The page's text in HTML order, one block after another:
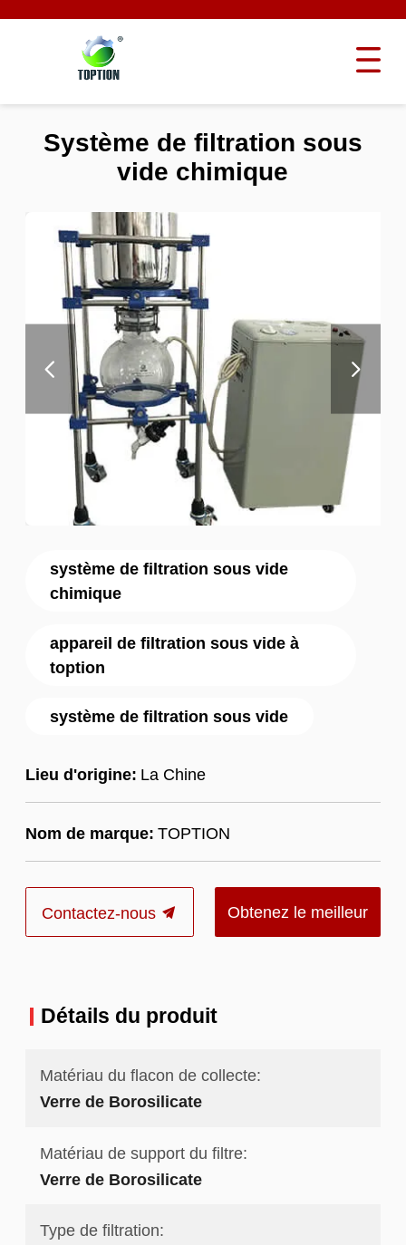
système de filtration sous vide
chimique
appareil de filtration sous vide à
toption
système de filtration sous vide
Lieu d'origine: La Chine
Nom de marque: TOPTION
Contactez-nous Obtenez le meilleur
Système de filtration sous
vide chimique
Détails du produit
Matériau du flacon de collecte:
Verre de Borosilicate
Matériau de support du filtre:
Verre de Borosilicate
Type de filtration: